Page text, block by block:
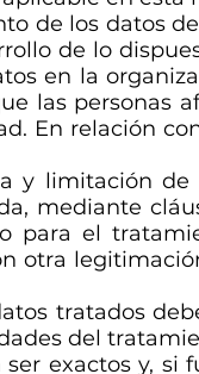
de los datos
de lo
en la
las personas
En relación
y limitación
mediante
para el
otra
tratados
del
exactos y, si